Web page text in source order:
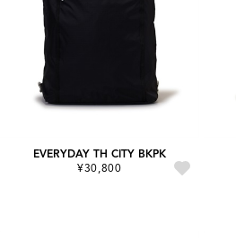
EVERYDAY TH CITY BKPK
¥30,800